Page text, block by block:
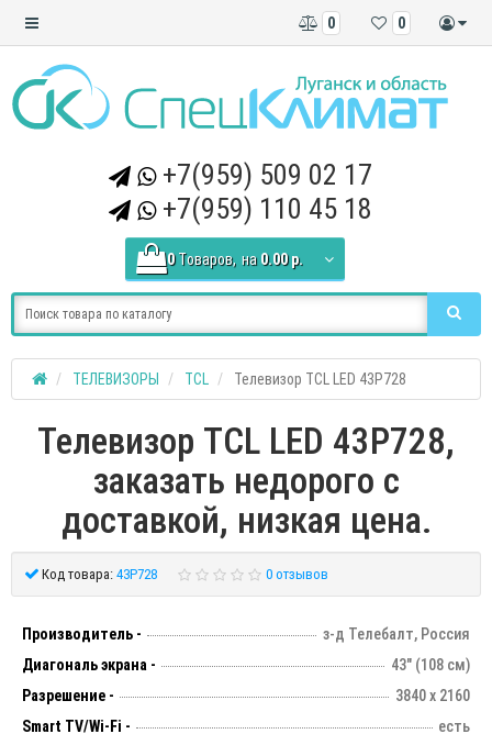
0
0
+7(959) 509 02 17
+7(959) 110 45 18
0 Tоваров, на 0.00 р.
ТЕЛЕВИЗОРЫ TCL Телевизор TCL LED 43P728
Телевизор TCL LED 43P728,
заказать недорого с
доставкой, низкая цена.
Код товара: 43P728 0 отзывов
Производитель -
з-д Телебалт, Россия
Диагональ экрана -
43" (108 см)
Разрешение -
3840 х 2160
Smart TV/Wi-Fi -
есть